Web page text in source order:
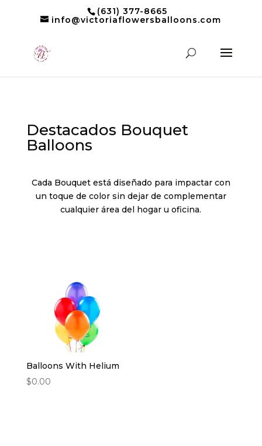
(631) 377-8665
info@victoriaflowersballoons.com
Destacados Bouquet
Balloons
Cada Bouquet está diseñado para impactar con
un toque de color sin dejar de complementar
cualquier área del hogar u oficina.
Balloons With Helium
$0.00